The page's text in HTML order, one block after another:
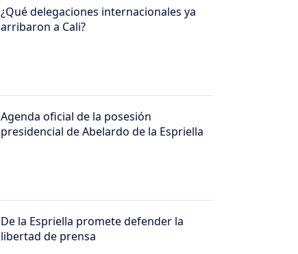
¿Qué delegaciones internacionales ya
arribaron a Cali?
Agenda oficial de la posesión
presidencial de Abelardo de la Espriella
De la Espriella promete defender la
libertad de prensa